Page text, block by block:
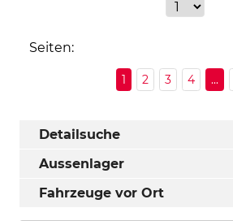
Seiten:
1 2 3 4 ...
Detailsuche
Aussenlager
Fahrzeuge vor Ort